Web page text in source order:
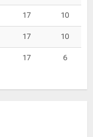
17 10
17 10
17 6